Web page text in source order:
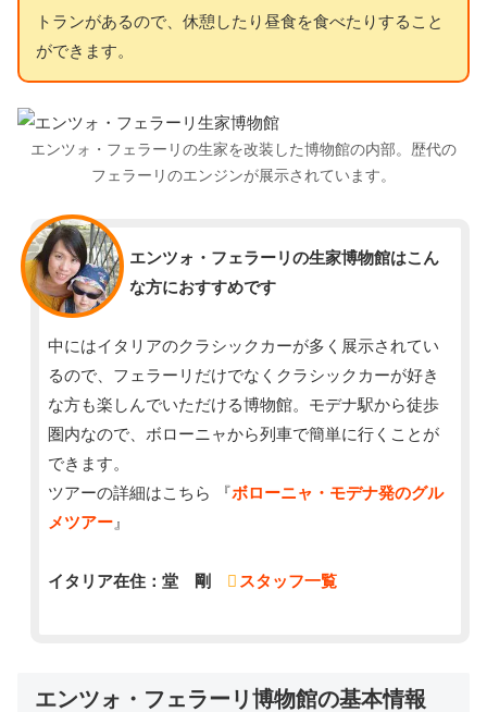
トランがあるので、休憩したり昼食を食べたりすること
ができます。
エンツォ・フェラーリの生家を改装した博物館の内部。歴代の
フェラーリのエンジンが展示されています。
エンツォ・フェラーリの生家博物館はこん
な方におすすめです
中にはイタリアのクラシックカーが多く展示されてい
るので、フェラーリだけでなくクラシックカーが好き
な方も楽しんでいただける博物館。モデナ駅から徒歩
圏内なので、ボローニャから列車で簡単に行くことが
できます。
ツアーの詳細はこちら 『ボローニャ・モデナ発のグル
メツアー 』
イタリア在住：堂 剛 スタッフ一覧
エンツォ・フェラーリ博物館の基本情報